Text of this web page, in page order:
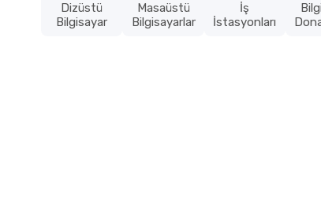
Dizüstü
Bilgisayar
Masaüstü
Bilgisayarlar
İş
İstasyonları